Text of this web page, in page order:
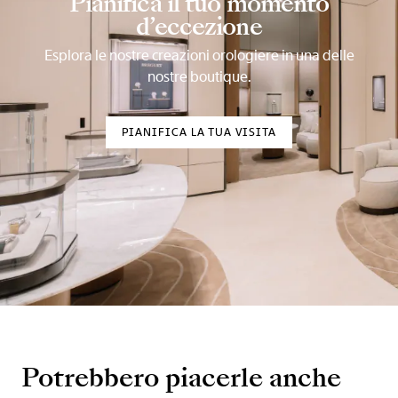
d’eccezione
Esplora le nostre creazioni orologiere in una delle
nostre boutique.
PIANIFICA LA TUA VISITA
Potrebbero piacerle anche